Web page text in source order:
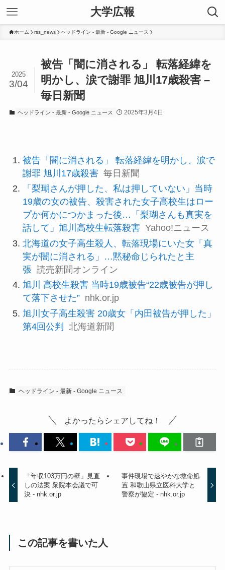
大学広報
ホーム rss_news ヘッドライン - 最新 - Google ニュース
被告「闇に消される」 転落経緯を
明かし、涙で謝罪 旭川17歳殺害 –
毎日新聞
2025
3/04
ヘッドライン - 最新 - Google ニュース 2025年3月4日
被告「闇に消される」 転落経緯を明かし、涙で
謝罪 旭川17歳殺害 毎日新聞
「梨瑚さんが押した、私は押していない」当時
19歳の女の被告、殺害された女子高校生はロー
プか何かにつかまった後…「梨瑚さんも真実を
話して」旭川高校生転落殺害 Yahoo!ニュース
北海道の女子高生殺人、転落現場にいた女「真
実が闇に消される」…黙秘命じられたと主
張 読売新聞オンライン
旭川 高校生殺害 当時19歳被告“22歳被告が押し
て落下させた” nhk.or.jp
旭川女子高生殺害 20歳女「内田被告が押した」
第4回公判
北海道新聞
ヘッドライン - 最新 - Google ニュース
よかったらシェアしてね！
「年収103万円の壁」見直
しの法案 衆院本会議で可
決 - nhk.or.jp
事件現場で速やかな救命処
置 和歌山県立医科大学と
警察が協定 - nhk.or.jp
この記事を書いた人